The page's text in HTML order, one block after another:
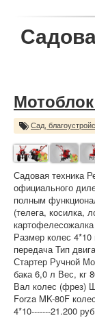
Сад,
Садовая техника
официального
полным
(телега, косилка,
Размер колес
передача Тип
Стартер Ручной
бака 6,0 л Вес, кг
Вал колес (фрез)
Forza MK-80F
4*10-------21.200